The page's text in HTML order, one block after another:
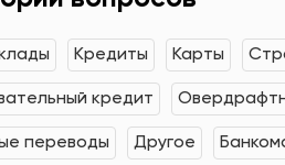
Кредиты Карты
кредит
переводы Другое